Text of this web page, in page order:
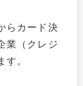
らカード決
業（クレジ
す。